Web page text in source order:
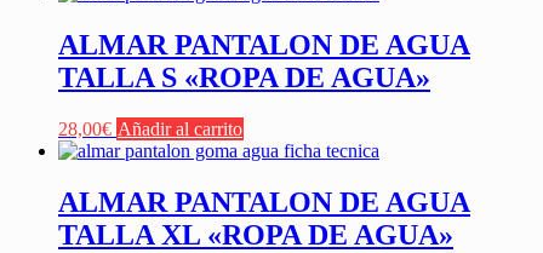
ALMAR PANTALON DE AGUA
TALLA S «ROPA DE AGUA»
28,00€ Añadir al carrito
ALMAR PANTALON DE AGUA
TALLA XL «ROPA DE AGUA»